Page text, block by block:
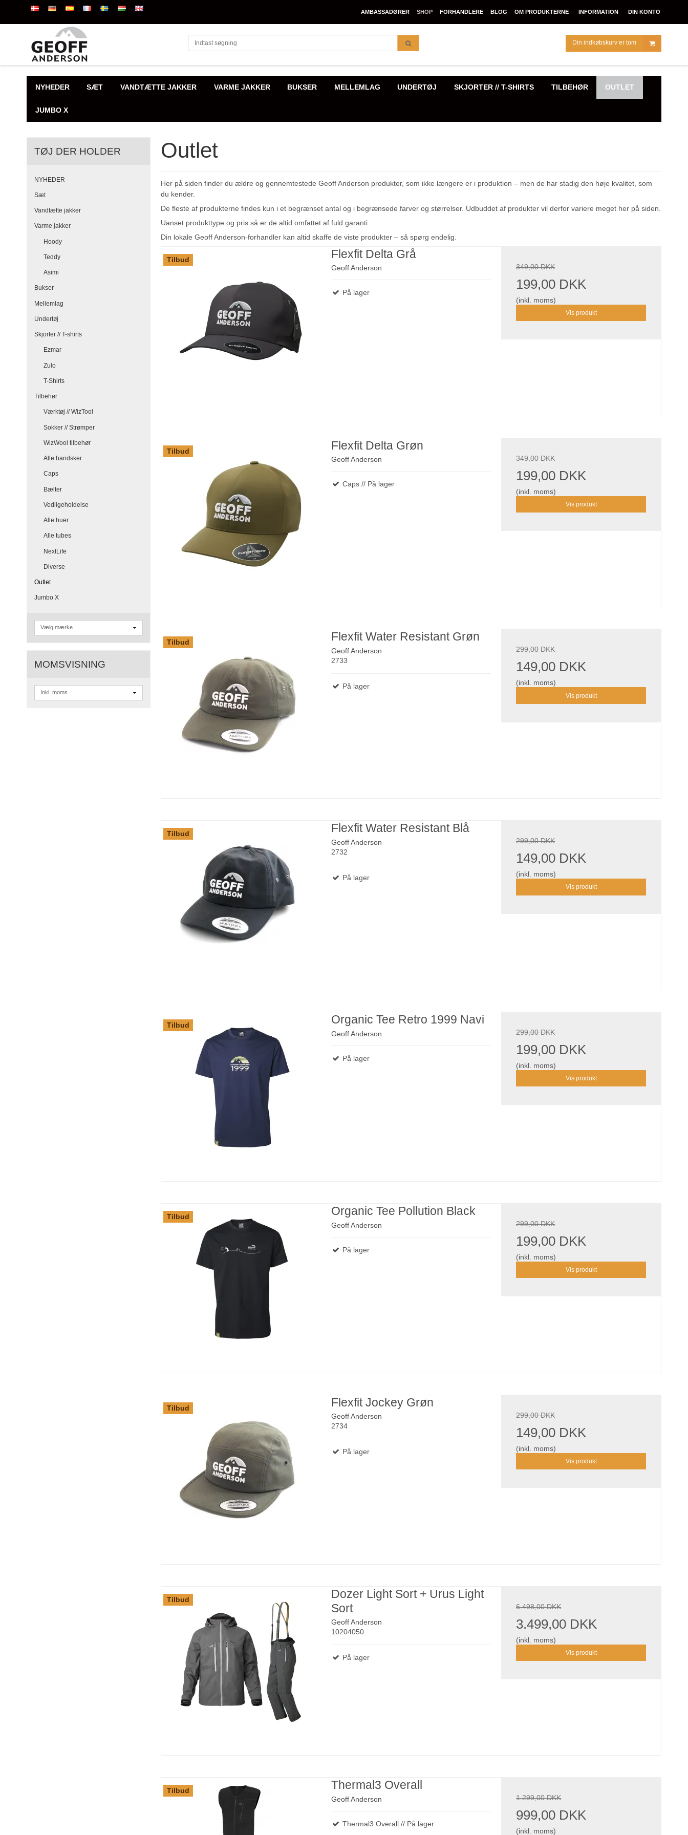
AMBASSADØRER SHOP FORHANDLERE BLOG OM PRODUKTERNE INFORMATION DIN KONTO
Din indkøbskurv er tom
NYHEDER SÆT VANDTÆTTE JAKKER VARME JAKKER BUKSER MELLEMLAG UNDERTØJ SKJORTER // T-SHIRTS TILBEHØR OUTLET
JUMBO X
TØJ DER HOLDER
NYHEDER
Sæt
Vandtætte jakker
Varme jakker
Hoody
Teddy
Asimi
Bukser
Mellemlag
Undertøj
Skjorter // T-shirts
Ezmar
Zulo
T-Shirts
Tilbehør
Værktøj // WizTool
Sokker // Strømper
WizWool tilbehør
Alle handsker
Caps
Bælter
Vedligeholdelse
Alle huer
Alle tubes
NextLife
Diverse
Outlet
Jumbo X
MOMSVISNING
Outlet
Her på siden finder du ældre og gennemtestede Geoff Anderson produkter, som ikke længere er i produktion – men de har stadig den høje kvalitet, som
du kender.
De fleste af produkterne findes kun i et begrænset antal og i begrænsede farver og størrelser. Udbuddet af produkter vil derfor variere meget her på siden.
Uanset produkttype og pris så er de altid omfattet af fuld garanti.
Din lokale Geoff Anderson-forhandler kan altid skaffe de viste produkter – så spørg endelig.
Tilbud Flexfit Delta Grå
Geoff Anderson
På lager
349,00 DKK
199,00 DKK
(inkl. moms)
Vis produkt
Tilbud Flexfit Delta Grøn
Geoff Anderson
Caps // På lager
349,00 DKK
199,00 DKK
(inkl. moms)
Vis produkt
Tilbud Flexfit Water Resistant Grøn
Geoff Anderson
2733
På lager
299,00 DKK
149,00 DKK
(inkl. moms)
Vis produkt
Tilbud Flexfit Water Resistant Blå
Geoff Anderson
2732
På lager
299,00 DKK
149,00 DKK
(inkl. moms)
Vis produkt
Tilbud Organic Tee Retro 1999 Navi
Geoff Anderson
På lager
299,00 DKK
199,00 DKK
(inkl. moms)
Vis produkt
Tilbud Organic Tee Pollution Black
Geoff Anderson
På lager
299,00 DKK
199,00 DKK
(inkl. moms)
Vis produkt
Tilbud Flexfit Jockey Grøn
Geoff Anderson
2734
På lager
299,00 DKK
149,00 DKK
(inkl. moms)
Vis produkt
Tilbud
Dozer Light Sort + Urus Light
Sort
Geoff Anderson
10204050
På lager
6.498,00 DKK
3.499,00 DKK
(inkl. moms)
Vis produkt
Tilbud Thermal3 Overall
Geoff Anderson
Thermal3 Overall // På lager
1.299,00 DKK
999,00 DKK
(inkl. moms)